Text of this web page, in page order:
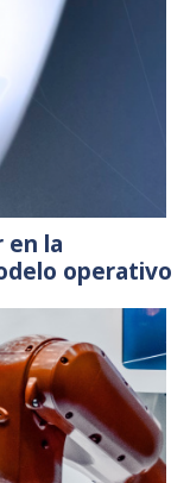
en la
operativo